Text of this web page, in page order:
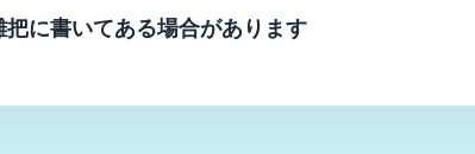
に書いてある場合があります